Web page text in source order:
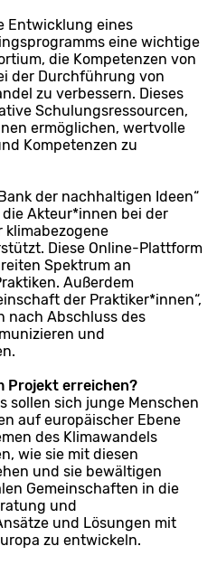
Entwicklung eines
eine wichtige
die Kompetenzen von
der Durchführung von
zu verbessern. Dieses
Schulungsressourcen,
ermöglichen, wertvolle
Kompetenzen zu
der nachhaltigen Ideen“
Akteur*innen bei der
klimabezogene
Diese Online-Plattform
Spektrum an
Außerdem
der Praktiker*innen“,
nach Abschluss des
und
Projekt erreichen?
sollen sich junge Menschen
auf europäischer Ebene
des Klimawandels
wie sie mit diesen
und sie bewältigen
Gemeinschaften in die
und
und Lösungen mit
zu entwickeln.